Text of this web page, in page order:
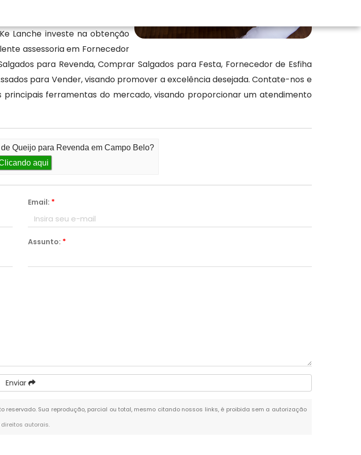
Lanche investe na obtenção
assessoria em Fornecedor
para Revenda, Comprar Salgados para Festa, Fornecedor de Esfiha
para Vender, visando promover a excelência desejada. Contate-nos e
principais ferramentas do mercado, visando proporcionar um atendimento
Queijo para Revenda em Campo Belo?
aqui
Email: *
Assunto: *
Enviar
reservado. Sua reprodução, parcial ou total, mesmo citando nossos links, é proibida sem a autorização
direitos autorais.